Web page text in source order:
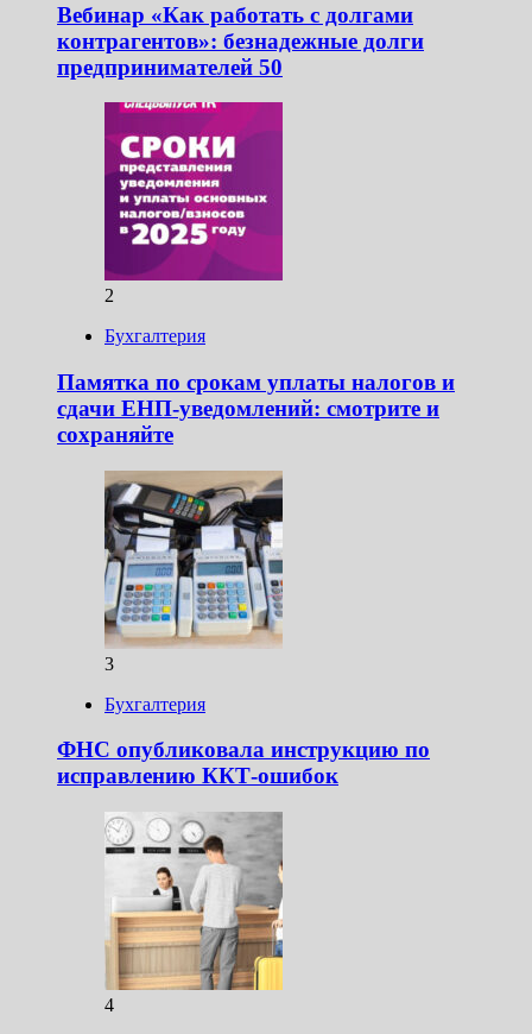
Вебинар «Как работать с долгами
контрагентов»: безнадежные долги
предпринимателей 50
2
Бухгалтерия
Памятка по срокам уплаты налогов и
сдачи ЕНП-уведомлений: смотрите и
сохраняйте
3
Бухгалтерия
ФНС опубликовала инструкцию по
исправлению ККТ-ошибок
4